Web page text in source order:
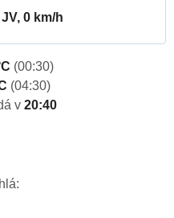
JV, 0 km/h
(00:30)
(04:30)
v 20:40